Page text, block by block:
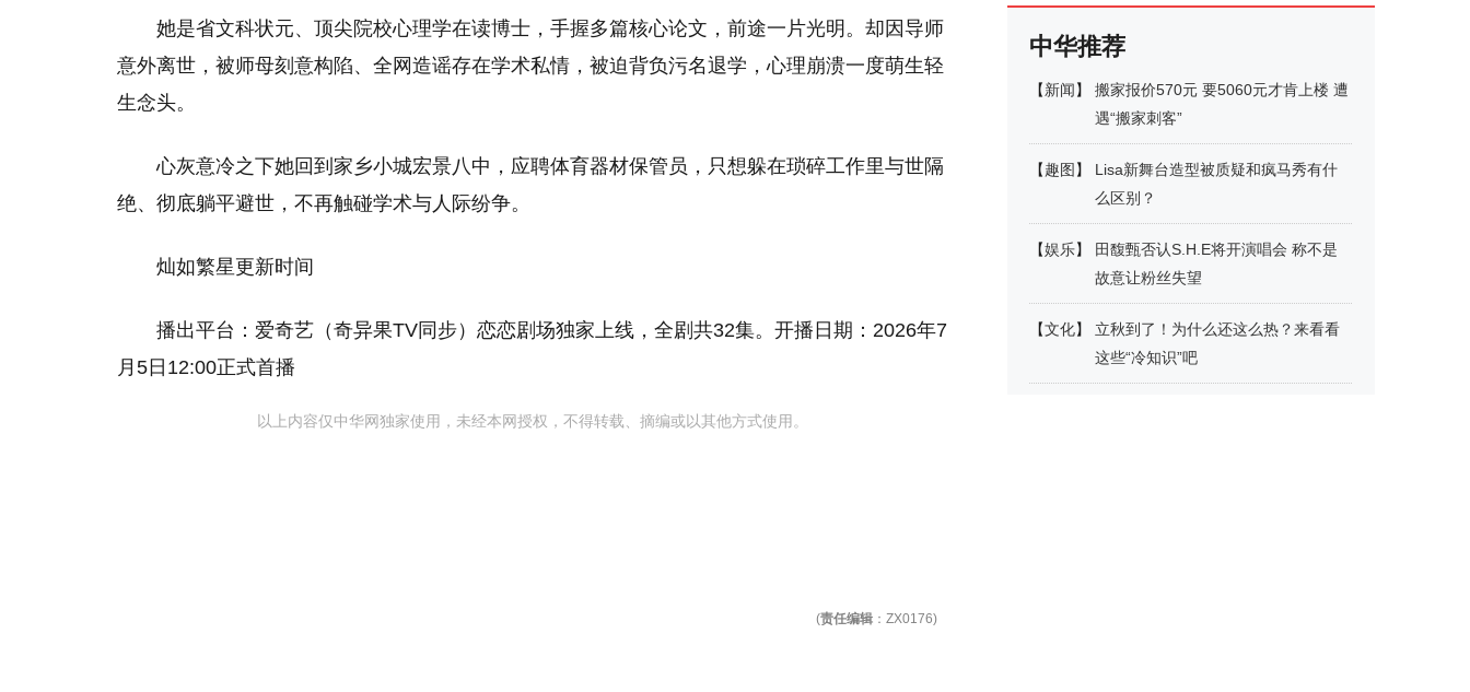
她是省文科状元、顶尖院校心理学在读博士，手握多篇核心论文，前途一片光明。却因导师
意外离世，被师母刻意构陷、全网造谣存在学术私情，被迫背负污名退学，心理崩溃一度萌生轻
生念头。
心灰意冷之下她回到家乡小城宏景八中，应聘体育器材保管员，只想躲在琐碎工作里与世隔
绝、彻底躺平避世，不再触碰学术与人际纷争。
灿如繁星更新时间
播出平台：爱奇艺（奇异果TV同步）恋恋剧场独家上线，全剧共32集。开播日期：2026年7
月5日12:00正式首播
以上内容仅中华网独家使用，未经本网授权，不得转载、摘编或以其他方式使用。
(责任编辑 ：ZX0176)
中华推荐
【新闻】
搬家报价570元 要5060元才肯上楼 遭
遇“搬家刺客”
【趣图 】
Lisa新舞台造型被质疑和疯马秀有什
么区别？
【娱乐】
田馥甄否认S.H.E将开演唱会 称不是
故意让粉丝失望
【文化】
立秋到了！为什么还这么热？来看看
这些“冷知识”吧